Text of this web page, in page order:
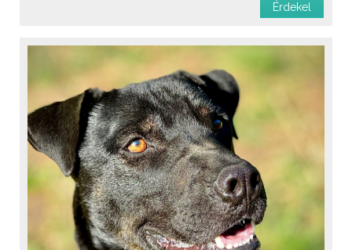
Oltást kapott
Féreghajtva
Ivartalanítva
Chipje van
Szobatiszta
Oltási könyv
Fajta: keverék
Érdekel